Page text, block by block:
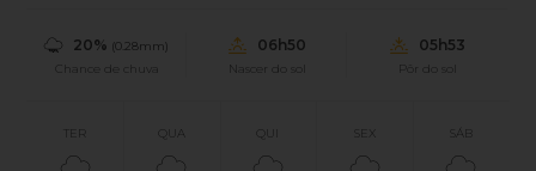
20% (0.28mm)
Chance de chuva
06h50
Nascer do sol
05h53
Pôr do sol
TER QUA SEX SÁB